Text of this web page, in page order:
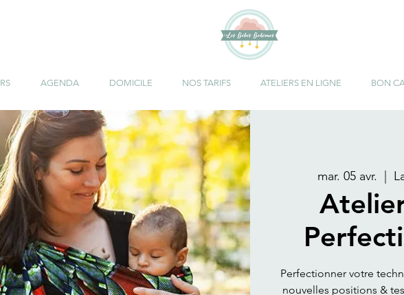
AGENDA DOMICILE NOS TARIFS ATELIERS EN LIGNE BON
mar. 05 avr.
  |
Perfectionner votre
nouvelles positions &